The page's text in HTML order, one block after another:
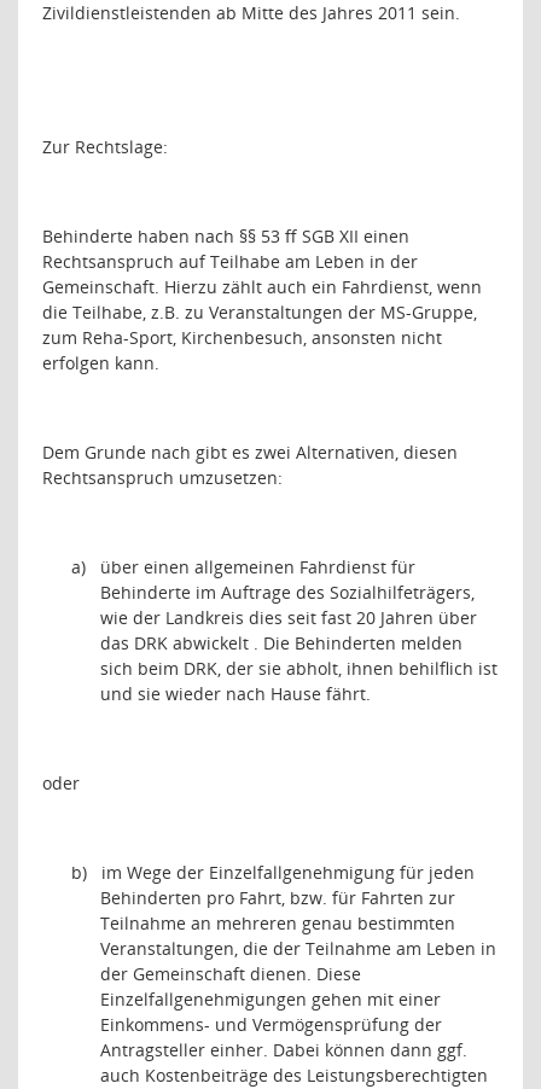
Zivildienstleistenden ab Mitte des Jahres 2011 sein.
Zur Rechtslage:
Behinderte haben nach §§ 53 ff SGB XII einen
Rechtsanspruch auf Teilhabe am Leben in der
Gemeinschaft. Hierzu zählt auch ein Fahrdienst, wenn
die Teilhabe, z.B. zu Veranstaltungen der MS-Gruppe,
zum Reha-Sport, Kirchenbesuch, ansonsten nicht
erfolgen kann.
Dem Grunde nach gibt es zwei Alternativen, diesen
Rechtsanspruch umzusetzen:
a)
über einen allgemeinen Fahrdienst für
Behinderte im Auftrage des Sozialhilfeträgers,
wie der Landkreis dies seit fast 20 Jahren über
das DRK abwickelt . Die Behinderten melden
sich beim DRK, der sie abholt, ihnen behilflich ist
und sie wieder nach Hause fährt.
oder
b)
im Wege der Einzelfallgenehmigung für jeden
Behinderten pro Fahrt, bzw. für Fahrten zur
Teilnahme an mehreren genau bestimmten
Veranstaltungen, die der Teilnahme am Leben in
der Gemeinschaft dienen. Diese
Einzelfallgenehmigungen gehen mit einer
Einkommens- und Vermögensprüfung der
Antragsteller einher. Dabei können dann ggf.
auch Kostenbeiträge des Leistungsberechtigten